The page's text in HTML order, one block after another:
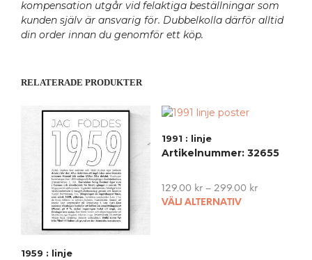
kompensation utgår vid felaktiga beställningar som
kunden själv är ansvarig för. Dubbelkolla därför alltid
din order innan du genomför ett köp.
RELATERADE PRODUKTER
1959 : linje
1991 : linje
Artikelnummer: 32655
129.00 kr– 299.00 kr
VÄLJ ALTERNATIV